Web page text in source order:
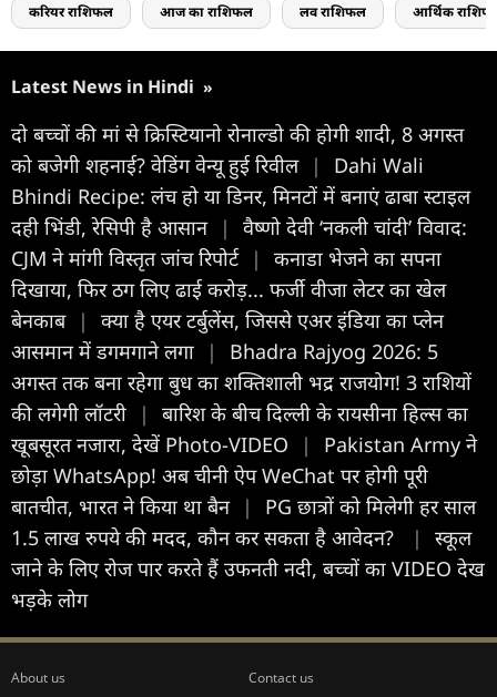
करियर राशिफल आज का राशिफल लव राशिफल आर्थिक
Latest News in Hindi »
दो बच्चों की मां से क्रिस्ट‍ियानो रोनाल्डो की होगी शादी, 8 अगस्त
को बजेगी शहनाई? वेडिंग वेन्यू हुई र‍िवील |
Dahi Wali
Bhindi Recipe: लंच हो या डिनर, मिनटों में बनाएं ढाबा स्टाइल
दही भिंडी, रेसिपी है आसान |
वैष्णो देवी ‘नकली चांदी’ विवाद:
CJM ने मांगी विस्तृत जांच रिपोर्ट |
कनाडा भेजने का सपना
दिखाया, फिर ठग लिए ढाई करोड़... फर्जी वीजा लेटर का खेल
बेनकाब |
क्या है एयर टर्बुलेंस, जिससे एअर इंडिया का प्लेन
आसमान में डगमगाने लगा
|
Bhadra Rajyog 2026: 5
अगस्त तक बना रहेगा बुध का शक्तिशाली भद्र राजयोग! 3 राशियों
की लगेगी लॉटरी
|
बारिश के बीच दिल्ली के रायसीना हिल्स का
खूबसूरत नजारा, देखें Photo-VIDEO
|
Pakistan Army ने
छोड़ा WhatsApp! अब चीनी ऐप WeChat पर होगी पूरी
बातचीत, भारत ने किया था बैन |
PG छात्रों को मिलेगी हर साल
1.5 लाख रुपये की मदद, कौन कर सकता है आवेदन?
|
स्कूल
जाने के लिए रोज पार करते हैं उफनती नदी, बच्चों का VIDEO देख
भड़के लोग
About us Contact us